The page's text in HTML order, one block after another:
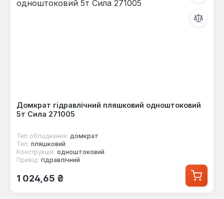
Домкрат гідравлічний пляшковий одноштоковий
5т Сила 271005
Тип обладнання: домкрат
Тип: пляшковий
Конструкція: одноштоковий
Привід: гідравлічний
Звичайна ціна:
1 024,65 ₴